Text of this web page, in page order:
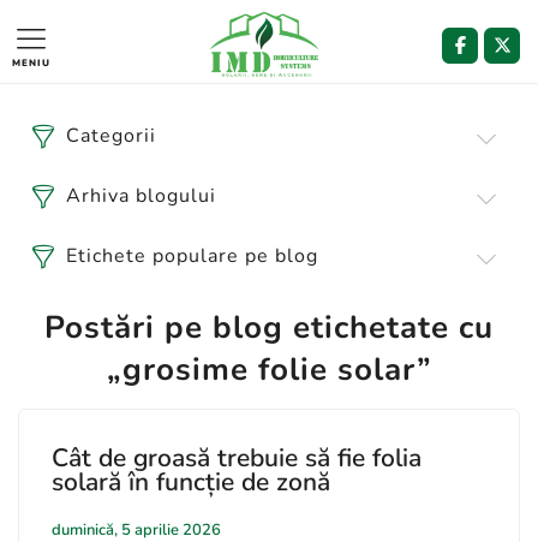
MENIU
Categorii
Arhiva blogului
Etichete populare pe blog
Postări pe blog etichetate cu
„grosime folie solar”
Cât de groasă trebuie să fie folia
solară în funcție de zonă
duminică, 5 aprilie 2026